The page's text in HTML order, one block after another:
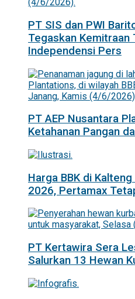
PT SIS dan PWI
Tegaskan Kemitraan
Independensi Pers
PT AEP Nusantara
Ketahanan Pangan
Harga BBK di
2026, Pertamax
PT Kertawira Sera
Salurkan 13 Hewan